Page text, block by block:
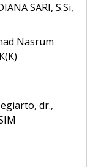
SARI, S.Si,
Nasrum
dr.,